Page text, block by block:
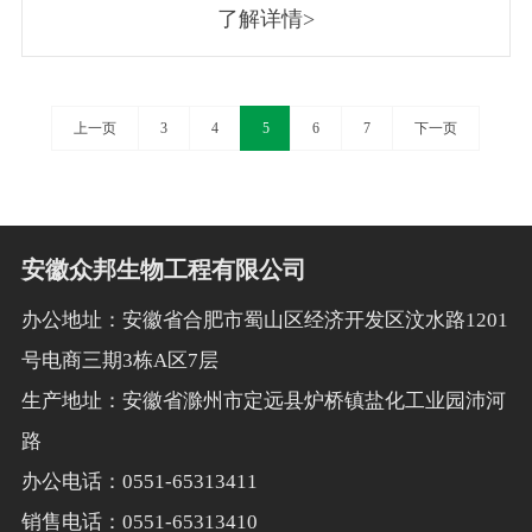
了解详情>
上一页 3 4 5 6 7 下一页
安徽众邦生物工程有限公司
办公地址：安徽省合肥市蜀山区经济开发区汶水路1201
号电商三期3栋A区7层
生产地址：安徽省滁州市定远县炉桥镇盐化工业园沛河
路
办公电话：0551-65313411
销售电话：0551-65313410